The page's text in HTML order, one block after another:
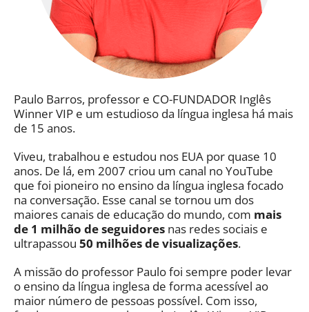
Paulo Barros, professor e CO-FUNDADOR Inglês
Winner VIP e um estudioso da língua inglesa há mais
de 15 anos.
Viveu, trabalhou e estudou nos EUA por quase 10
anos. De lá, em 2007 criou um canal no YouTube
que foi pioneiro no ensino da língua inglesa focado
na conversação. Esse canal se tornou um dos
maiores canais de educação do mundo, com mais
de 1 milhão de seguidores nas redes sociais e
ultrapassou 50 milhões de visualizações.
A missão do professor Paulo foi sempre poder levar
o ensino da língua inglesa de forma acessível ao
maior número de pessoas possível. Com isso,